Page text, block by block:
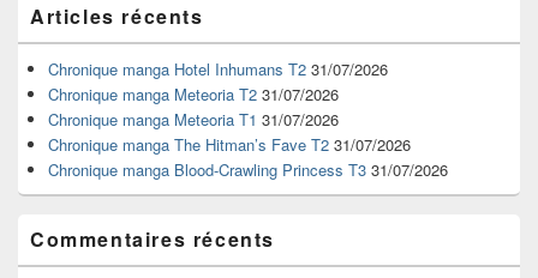
principale
de
widget
pour
barre
latérale
Articles récents
Chronique manga Hotel Inhumans T2 31/07/2026
Chronique manga Meteoria T2 31/07/2026
Chronique manga Meteoria T1 31/07/2026
Chronique manga The Hitman’s Fave T2 31/07/2026
Chronique manga Blood-Crawling Princess T3 31/07/2026
Commentaires récents